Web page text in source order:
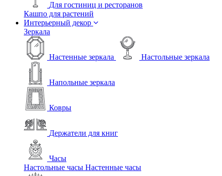
Для гостиниц и ресторанов
Кашпо для растений
Интерьерный декор
Зеркала
Настенные зеркала Настольные зеркала
Напольные зеркала
Ковры
Держатели для книг
Часы
Настольные часы Настенные часы